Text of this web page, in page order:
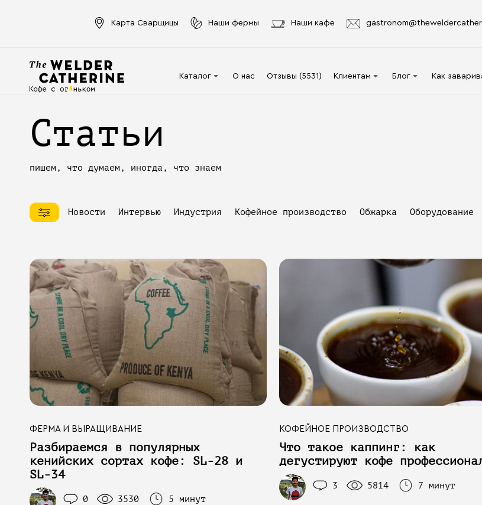
Карта Сварщицы Наши фермы Наши кафе
Каталог
Под молочко
Кофе в фильтр-
Галараствор
(растворимый кофе)
Экстракт кофе
Подписка
Шоколад
О нас Отзывы (5531) Клиентам
Акции
Блог Как
Статьи
пишем, что думаем, иногда, что знаем
Новости Интервью Индустрия Кофейное производство Обжарка Оборудование
ФЕРМА И ВЫРАЩИВАНИЕ
Разбираемся в популярных
кенийских сортах кофе: SL-28 и
SL-34
0 3530 5 минут
КОФЕЙНОЕ ПРОИЗВОДСТВО
Что такое каппинг: как
дегустируют кофе
3 5814 7 минут